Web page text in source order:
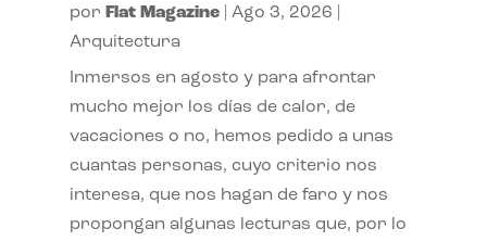
por Flat Magazine| Ago 3, 2026
Arquitectura
Inmersos en agosto y para afrontar
mucho mejor los días de calor, de
vacaciones o no, hemos pedido a unas
cuantas personas, cuyo criterio nos
interesa, que nos hagan de faro y nos
propongan algunas lecturas que, por lo